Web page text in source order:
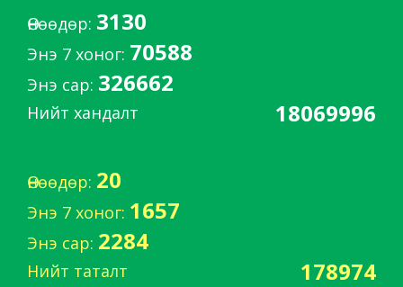
Өнөөдөр: 3130
Энэ 7 хоног: 70588
Энэ сар: 326662
Нийт хандалт 18069996
Өнөөдөр: 20
Энэ 7 хоног: 1657
Энэ сар: 2284
Нийт таталт 178974